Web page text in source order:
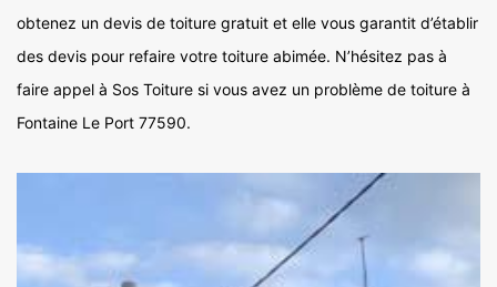
obtenez un devis de toiture gratuit et elle vous garantit d’établir
des devis pour refaire votre toiture abimée. N’hésitez pas à
faire appel à Sos Toiture si vous avez un problème de toiture à
Fontaine Le Port 77590.